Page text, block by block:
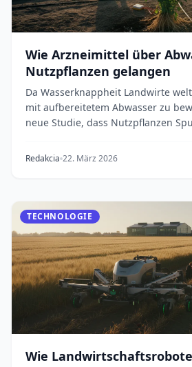
Wie Arzneimittel über
Nutzpflanzen gelangen
Da Wasserknappheit Landwirte
mit aufbereitetem Abwasser zu
neue Studie, dass Nutzpflanzen
Redakcia 22. März 2026
TECHNOLOGIE
Wie